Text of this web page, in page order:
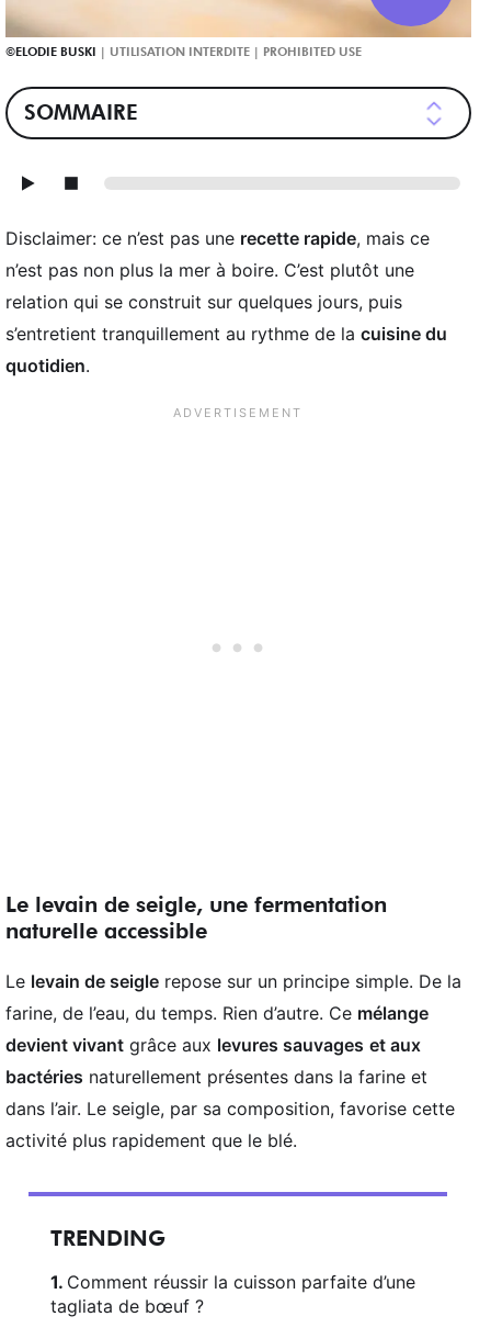
ELODIE BUSKI
SOMMAIRE
Disclaimer: ce n’est pas une recette rapide, mais ce
n’est pas non plus la mer à boire. C’est plutôt une
relation qui se construit sur quelques jours, puis
s’entretient tranquillement au rythme de la cuisine du
quotidien.
Le levain de seigle, une fermentation
naturelle accessible
Le levain de seigle repose sur un principe simple. De la
farine, de l’eau, du temps. Rien d’autre. Ce mélange
devient vivant grâce aux levures sauvages et aux
bactéries naturellement présentes dans la farine et
dans l’air. Le seigle, par sa composition, favorise cette
activité plus rapidement que le blé.
TRENDING
Comment réussir la cuisson parfaite d’une
tagliata de bœuf ?